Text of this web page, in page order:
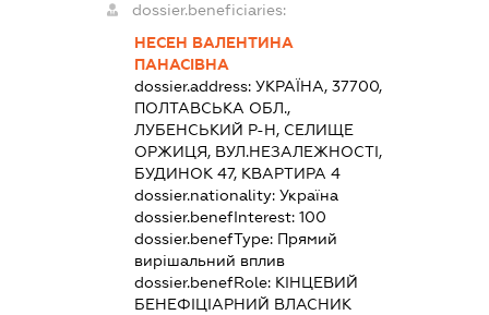
dossier.beneficiaries:
НЕСЕН ВАЛЕНТИНА
ПАНАСІВНА
dossier.address:УКРАЇНА, 37700,
ПОЛТАВСЬКА ОБЛ.,
ЛУБЕНСЬКИЙ Р-Н, СЕЛИЩЕ
ОРЖИЦЯ, ВУЛ.НЕЗАЛЕЖНОСТІ,
БУДИНОК 47, КВАРТИРА 4
dossier.nationality:Україна
dossier.benefInterest:100
dossier.benefType: Прямий
вирішальний вплив
dossier.benefRole: КІНЦЕВИЙ
БЕНЕФІЦІАРНИЙ ВЛАСНИК